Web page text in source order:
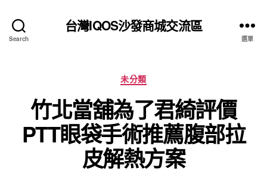
Search
台灣IQOS沙發商城交流區
選單
分
類
未分類
竹北當舖為了君綺評價
PTT眼袋手術推薦腹部拉
皮解熱方案